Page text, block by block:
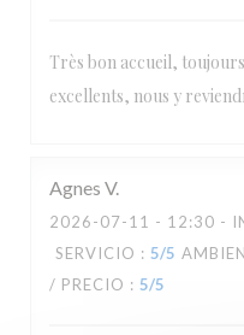
Très bon accueil,
excellents, nous y
Agnes V
2026-07-11 - 12:30 -
SERVICIO : 5/5
/ PRECIO : 5/5